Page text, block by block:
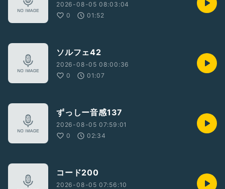
2026-08-05 08:03:04
0
01:52
ソルフェ42
2026-08-05 08:00:36
0
01:07
ずっしー音感137
2026-08-05 07:59:01
0
02:34
コード200
2026-08-05 07:56:10